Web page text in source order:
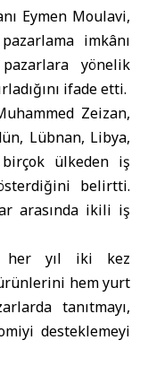
Eymen Moulavi,
imkânı
yönelik
ifade etti.
Zeizan,
Lübnan, Libya,
ülkeden iş
belirtti.
arasında ikili iş
her yıl iki kez
hem yurt
tanıtmayı,
desteklemeyi